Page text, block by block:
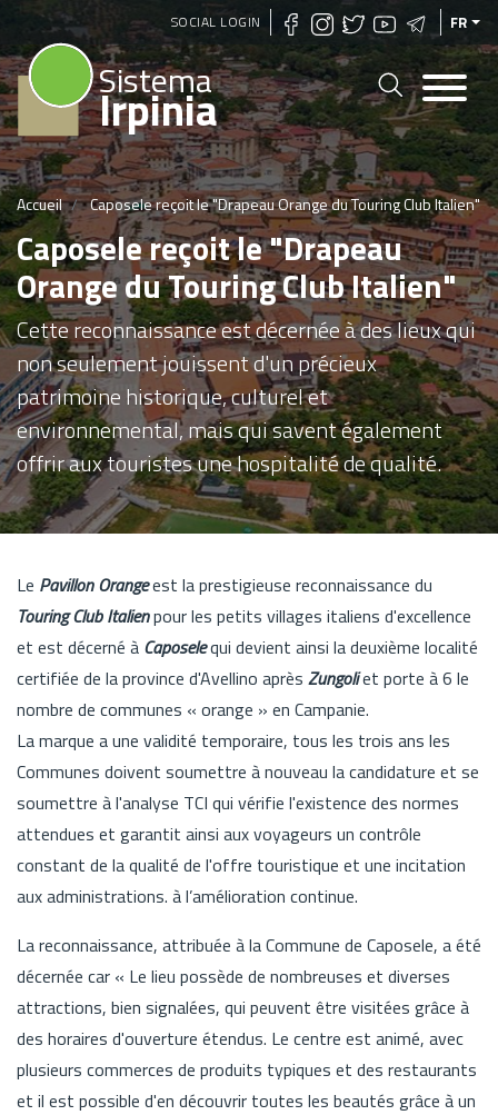
Aller
au
contenu
principal
SOCIAL LOGIN FR
Sistema
Irpinia
Accueil Caposele reçoit le "Drapeau Orange du Touring Club Italien"
Caposele reçoit le "Drapeau
Orange du Touring Club Italien"
Cette reconnaissance est décernée à des lieux qui
non seulement jouissent d'un précieux
patrimoine historique, culturel et
environnemental, mais qui savent également
offrir aux touristes une hospitalité de qualité.
Le Pavillon Orangeest la prestigieuse reconnaissance du
Touring Club Italienpour les petits villages italiens d'excellence
et est décerné à Caposelequi devient ainsi la deuxième localité
certifiée de la province d'Avellino après Zungoliet porte à 6 le
nombre de communes « orange » en Campanie.
La marque a une validité temporaire, tous les trois ans les
Communes doivent soumettre à nouveau la candidature et se
soumettre à l'analyse TCI qui vérifie l'existence des normes
attendues et garantit ainsi aux voyageurs un contrôle
constant de la qualité de l'offre touristique et une incitation
aux administrations. à l’amélioration continue.
La reconnaissance, attribuée à la Commune de Caposele, a été
décernée car « Le lieu possède de nombreuses et diverses
attractions, bien signalées, qui peuvent être visitées grâce à
des horaires d'ouverture étendus. Le centre est animé, avec
plusieurs commerces de produits typiques et des restaurants
et il est possible d'en découvrir toutes les beautés grâce à un